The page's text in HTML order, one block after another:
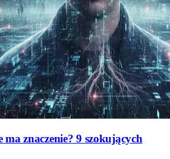
ma znaczenie? 9 szokujących